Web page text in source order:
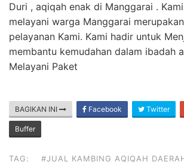
Duri , aqiqah enak di Manggarai .
melayani warga Manggarai
pelayanan Kami. Kami hadir untuk
membantu kemudahan dalam ibadah
Melayani Paket
BAGIKAN INI Facebook Twitter
Buffer
TAG:
#JUAL KAMBING AQIQAH